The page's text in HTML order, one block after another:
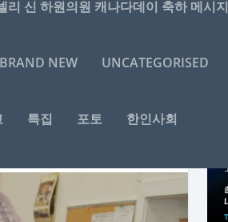
리 신 하원의원 캐나다데이 축하 메시지
BRAND NEW UNCATEGORISED
특집 포토 한인사회
사회